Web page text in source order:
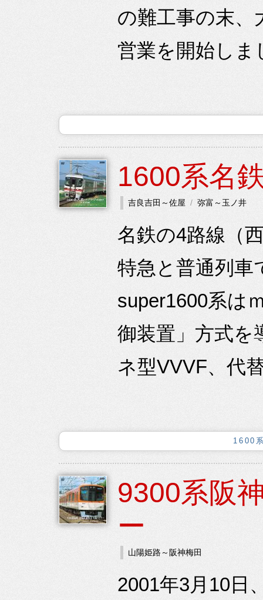
の難工事の末、
営業を開始しま
1600系名
吉良吉田～佐屋 弥富～玉ノ井
名鉄の4路線（
特急と普通列車
super1600系は
御装置」方式を
ネ型VVVF、代
1600
9300系阪
ー
山陽姫路～阪神梅田
2001年3月10日